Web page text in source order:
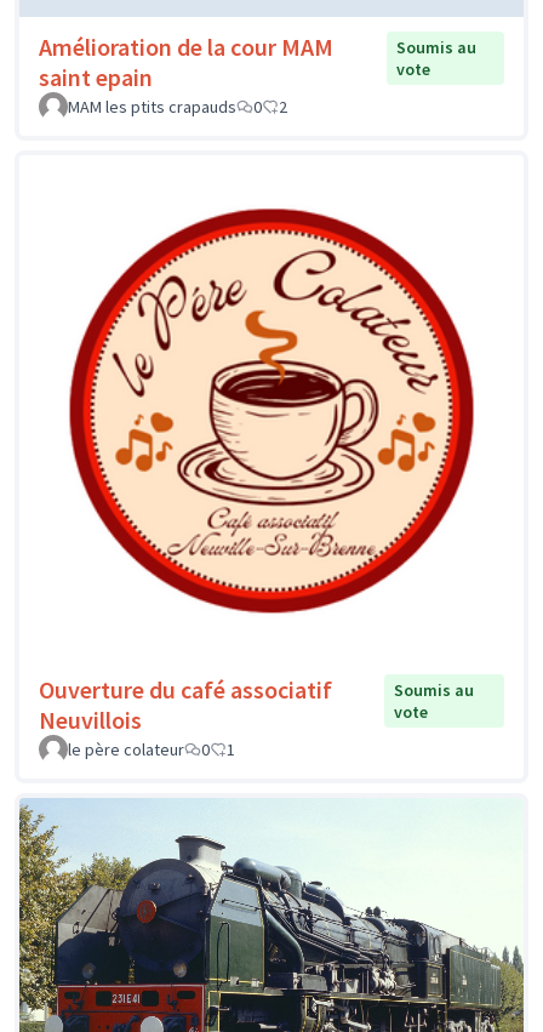
Amélioration de la cour MAM
saint epain
Soumis au
vote
MAM les ptits crapauds
0 2
Ouverture du café associatif
Neuvillois
Soumis au
vote
le père colateur
0 1